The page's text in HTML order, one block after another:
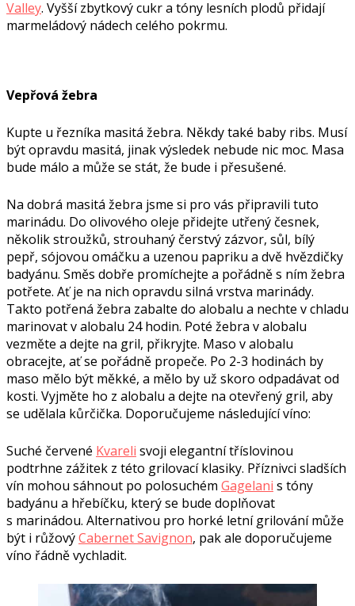
Valley. Vyšší zbytkový cukr a tóny lesních plodů přidají
marmeládový nádech celého pokrmu.
Vepřová žebra
Kupte u řezníka masitá žebra. Někdy také baby ribs. Musí
být opravdu masitá, jinak výsledek nebude nic moc. Masa
bude málo a může se stát, že bude i přesušené.
Na dobrá masitá žebra jsme si pro vás připravili tuto
marinádu. Do olivového oleje přidejte utřený česnek,
několik stroužků, strouhaný čerstvý zázvor, sůl, bílý
pepř, sójovou omáčku a uzenou papriku a dvě hvězdičky
badyánu. Směs dobře promíchejte a pořádně s ním žebra
potřete. Ať je na nich opravdu silná vrstva marinády.
Takto potřená žebra zabalte do alobalu a nechte v chladu
marinovat v alobalu 24 hodin. Poté žebra v alobalu
vezměte a dejte na gril, přikryjte. Maso v alobalu
obracejte, ať se pořádně propeče. Po 2-3 hodinách by
maso mělo být měkké, a mělo by už skoro odpadávat od
kosti. Vyjměte ho z alobalu a dejte na otevřený gril, aby
se udělala kůrčička. Doporučujeme následující víno:
Suché červené Kvareli svoji elegantní tříslovinou
podtrhne zážitek z této grilovací klasiky. Příznivci sladších
vín mohou sáhnout po polosuchém Gagelani s tóny
badyánu a hřebíčku, který se bude doplňovat
s marinádou. Alternativou pro horké letní grilování může
být i růžovýCabernet Savignon, pak ale doporučujeme
víno řádně vychladit.